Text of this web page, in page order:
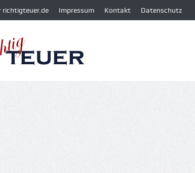
richtigteuer.de Impressum Kontakt Datenschutz